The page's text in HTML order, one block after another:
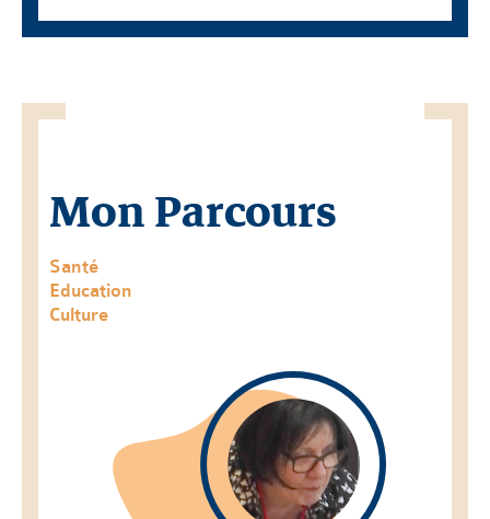
Mon Parcours
Santé
Education
Culture